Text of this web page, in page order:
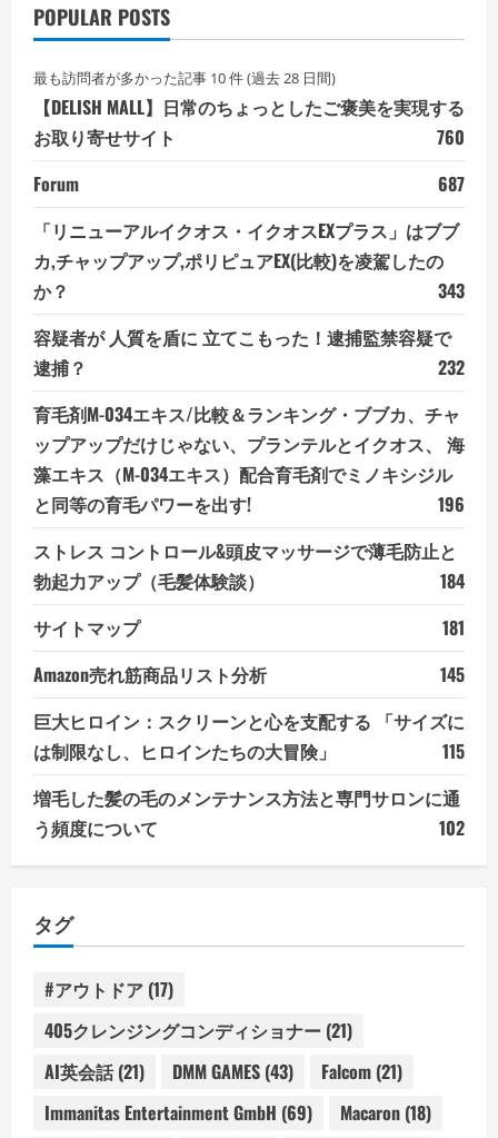
POPULAR POSTS
最も訪問者が多かった記事 10 件 (過去 28 日間)
【DELISH MALL】日常のちょっとしたご褒美を実現する
お取り寄せサイト
760
Forum
687
「リニューアルイクオス・イクオスEXプラス」はブブ
カ,チャップアップ,ポリピュアEX(比較)を凌駕したの
か？
343
容疑者が 人質を盾に 立てこもった！逮捕監禁容疑で
逮捕？
232
育毛剤M-034エキス/比較＆ランキング・ブブカ、チャ
ップアップだけじゃない、プランテルとイクオス、 海
藻エキス（M-034エキス）配合育毛剤でミノキシジル
と同等の育毛パワーを出す!
196
ストレス コントロール&頭皮マッサージで薄毛防止と
勃起力アップ（毛髪体験談）
184
サイトマップ
181
Amazon売れ筋商品リスト分析
145
巨大ヒロイン：スクリーンと心を支配する 「サイズに
は制限なし、ヒロインたちの大冒険」
115
増毛した髪の毛のメンテナンス方法と専門サロンに通
う頻度について
102
タグ
#アウトドア (17)
405クレンジングコンディショナー (21)
AI英会話(21) DMM GAMES (43) Falcom (21)
Immanitas Entertainment GmbH (69) Macaron (18)